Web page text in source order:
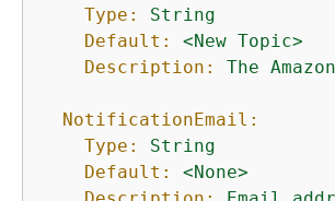
Type:
String
Default:
<New Topic>
Description:
The Amazon
NotificationEmail:
Type:
String
Default:
<None>